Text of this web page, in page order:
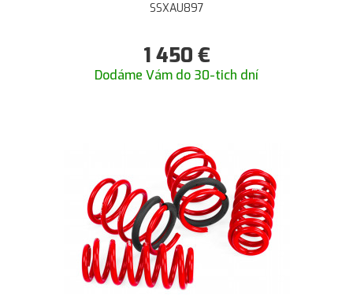
SSXAU897
1 450 €
Dodáme Vám do 30-tich dní